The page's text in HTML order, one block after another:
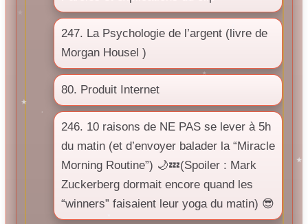
247. La Psychologie de l’argent (livre de
Morgan Housel )
80. Produit Internet
246. 10 raisons de NE PAS se lever à 5h
du matin (et d’envoyer balader la “Miracle
Morning Routine”) 🌙💤(Spoiler : Mark
Zuckerberg dormait encore quand les
“winners” faisaient leur yoga du matin) 😎